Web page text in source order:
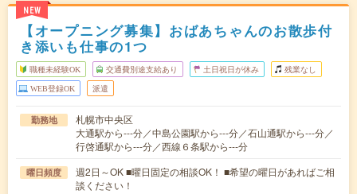
NEW
【オープニング募集】おばあちゃんのお散歩付
き添いも仕事の1つ
職種未経験OK 交通費別途支給あり 土日祝日が休み 残業なし
WEB登録OK 派遣
勤務地
札幌市中央区
大通駅から---分／中島公園駅から---分／石山通駅から---分／
行啓通駅から---分／西線６条駅から---分
曜日頻度
週2日～OK ■曜日固定の相談OK！ ■希望の曜日があればご相
談ください！